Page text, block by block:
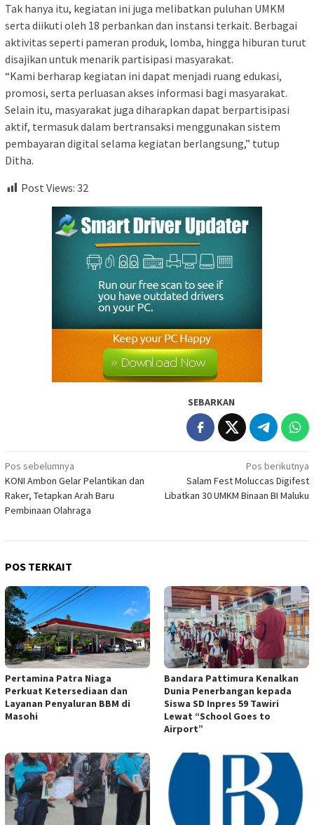
Tak hanya itu, kegiatan ini juga melibatkan puluhan UMKM
serta diikuti oleh 18 perbankan dan instansi terkait. Berbagai
aktivitas seperti pameran produk, lomba, hingga hiburan turut
disajikan untuk menarik partisipasi masyarakat.
“Kami berharap kegiatan ini dapat menjadi ruang edukasi,
promosi, serta perluasan akses informasi bagi masyarakat.
Selain itu, masyarakat juga diharapkan dapat berpartisipasi
aktif, termasuk dalam bertransaksi menggunakan sistem
pembayaran digital selama kegiatan berlangsung,” tutup
Ditha.
Post Views: 32
SEBARKAN
Navigasi
pos
Pos sebelumnya
KONI Ambon Gelar Pelantikan dan
Raker, Tetapkan Arah Baru
Pembinaan Olahraga
Pos berikutnya
Salam Fest Moluccas Digifest
Libatkan 30 UMKM Binaan BI Maluku
POS TERKAIT
Pertamina Patra Niaga
Perkuat Ketersediaan dan
Layanan Penyaluran BBM di
Masohi
Bandara Pattimura Kenalkan
Dunia Penerbangan kepada
Siswa SD Inpres 59 Tawiri
Lewat “School Goes to
Airport”